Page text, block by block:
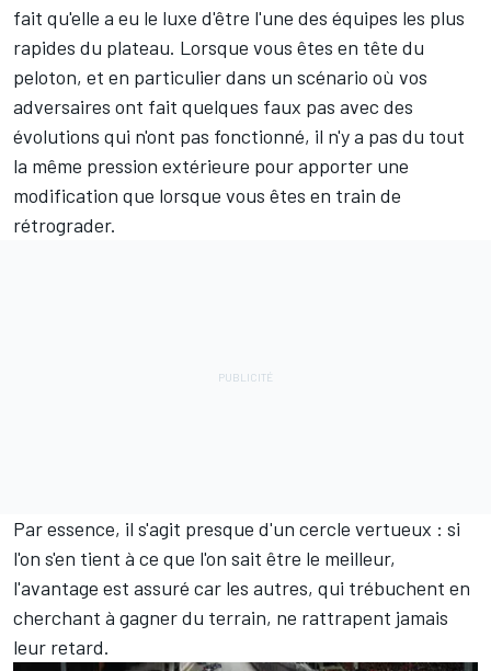
fait qu'elle a eu le luxe d'être l'une des équipes les plus
rapides du plateau. Lorsque vous êtes en tête du
peloton, et en particulier dans un scénario où vos
adversaires ont fait quelques faux pas avec des
évolutions qui n'ont pas fonctionné, il n'y a pas du tout
la même pression extérieure pour apporter une
modification que lorsque vous êtes en train de
rétrograder.
Par essence, il s'agit presque d'un cercle vertueux : si
l'on s'en tient à ce que l'on sait être le meilleur,
l'avantage est assuré car les autres, qui trébuchent en
cherchant à gagner du terrain, ne rattrapent jamais
leur retard.